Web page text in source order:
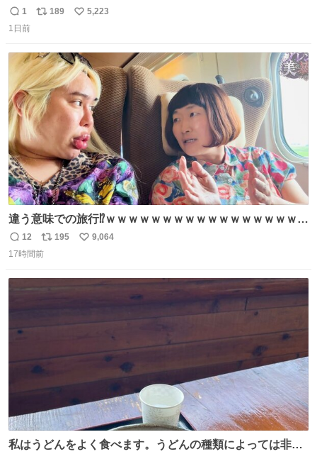
返
信
1
リ
ト
数
189
い
数
5,223
1日前
違う意味での旅行⁉️ｗｗｗｗｗｗｗｗｗｗｗｗｗｗｗｗｗｗ
ｗ
返
信
12
リ
ポ
195
い
9,064
17時間前
私はうどんをよく食べます。うどんの種類によっては非常